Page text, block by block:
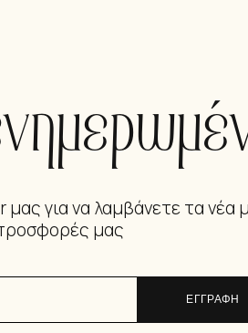
για να λαμβάνετε τα νέα
μας
ΕΓΓΡΑΦΗ